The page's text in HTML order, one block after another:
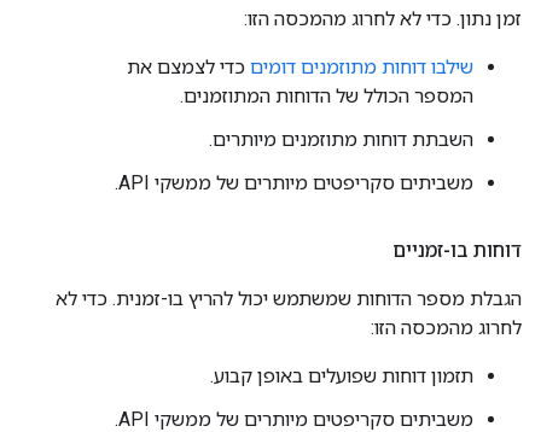
זמן נתון. כדי לא לחרוג מהמכסה הזו:
שילבו דוחות מתוזמנים דומים כדי לצמצם את
המספר הכולל של הדוחות המתוזמנים.
השבתת דוחות מתוזמנים מיותרים.
משביתים סקריפטים מיותרים של ממשקי API.
דוחות בו-זמניים
הגבלת מספר הדוחות שמשתמש יכול להריץ בו-זמנית. כדי לא
לחרוג מהמכסה הזו:
תזמון דוחות שפועלים באופן קבוע.
משביתים סקריפטים מיותרים של ממשקי API.